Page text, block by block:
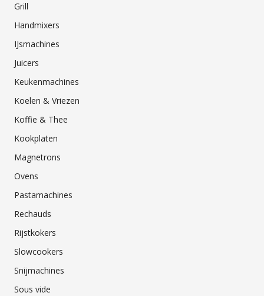
Grill
Handmixers
IJsmachines
Juicers
Keukenmachines
Koelen & Vriezen
Koffie & Thee
Kookplaten
Magnetrons
Ovens
Pastamachines
Rechauds
Rijstkokers
Slowcookers
Snijmachines
Sous vide